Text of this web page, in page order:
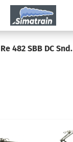
482 SBB DC Snd.